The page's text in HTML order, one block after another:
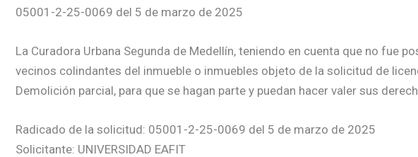
05001-2-25-0069 del 5 de marzo de 2025
La Curadora Urbana Segunda de Medellín, teniendo en cuenta que no fue
vecinos colindantes del inmueble o inmuebles objeto de la solicitud de
Demolición parcial, para que se hagan parte y puedan hacer valer sus
Radicado de la solicitud: 05001-2-25-0069 del 5 de marzo de 2025
Solicitante: UNIVERSIDAD EAFIT